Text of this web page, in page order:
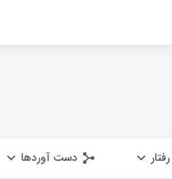
رفتار دست آوردها